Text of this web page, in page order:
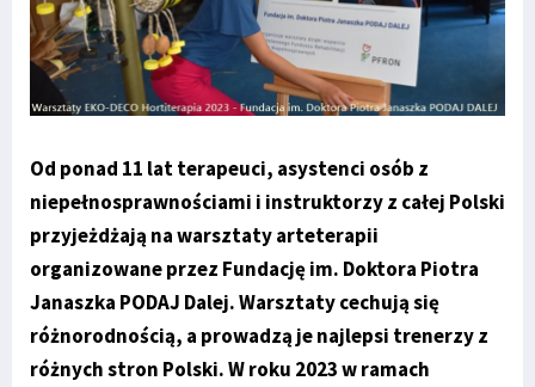
Od ponad 11 lat terapeuci, asystenci osób z
niepełnosprawnościami i instruktorzy z całej Polski
przyjeżdżają na warsztaty arteterapii
organizowane przez Fundację im. Doktora Piotra
Janaszka PODAJ Dalej. Warsztaty cechują się
różnorodnością, a prowadzą je najlepsi trenerzy z
różnych stron Polski. W roku 2023 w ramach